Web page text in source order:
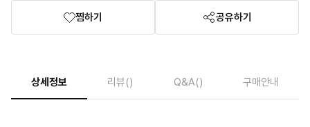
찜하기 공유하기
상세정보 리뷰() Q&A() 구매안내